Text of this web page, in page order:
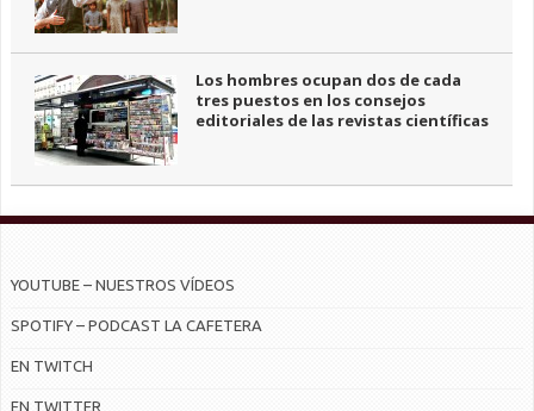
Los hombres ocupan dos de cada
tres puestos en los consejos
editoriales de las revistas científicas
YOUTUBE – NUESTROS VÍDEOS
SPOTIFY – PODCAST LA CAFETERA
EN TWITCH
EN TWITTER